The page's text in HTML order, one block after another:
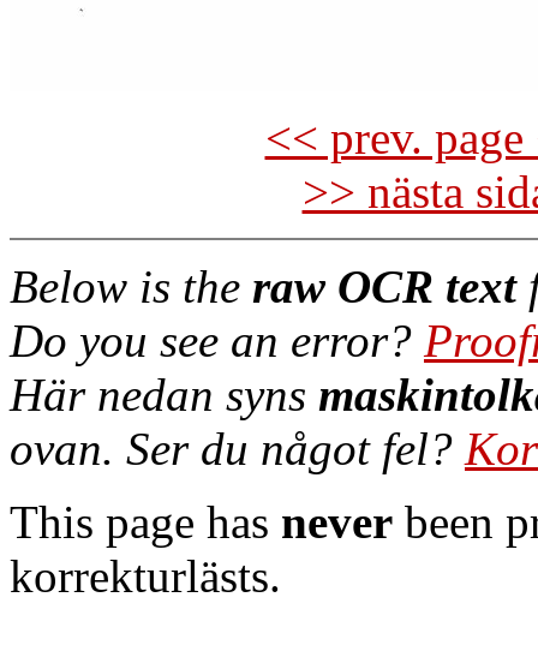
<< prev.
>> nästa
Below is the raw OCR text
Do you see an error?
Här nedan syns
ovan. Ser du något fel?
This page has never been
korrekturlästs.